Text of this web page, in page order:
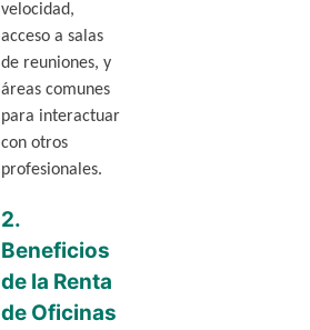
velocidad,
acceso a salas
de reuniones, y
áreas comunes
para interactuar
con otros
profesionales.
2.
Beneficios
de la Renta
de Oficinas